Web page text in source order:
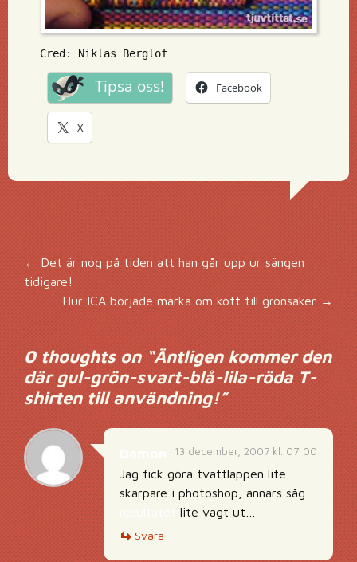
Cred: Niklas Berglöf
Tipsa oss! Facebook
X
Inläggsnavigering
←Det är nog på tiden att han går upp ur sängen
tidigare!
Hur ICA började märka om kött till grönsaker→
0 thoughts on “Äntligen kommer den
där gul-grön-svart-blå-lila-röda T-
shirten till användning!”
13 december, 2007 kl. 07:00
Jag fick göra tvättlappen lite
skarpare i photoshop, annars såg
lite vagt ut…
Svara